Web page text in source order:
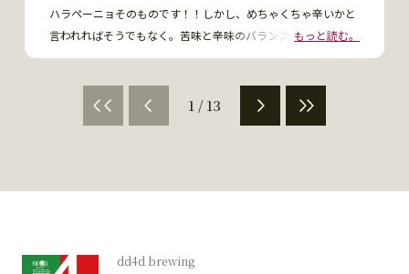
ハラペーニョそのものです！！しかし、めちゃくちゃ辛いかと
言われればそうでもなく。苦味と辛味のバランスが凄くよく
て、飲みやすいです！！！辛いのが好きな方には刺さるかと思
もっと読む。
1 / 13
dd4d brewing